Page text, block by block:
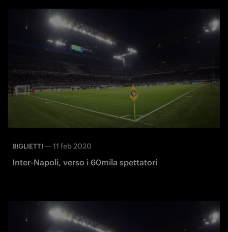
BIGLIETTI — 11 feb 2020
Inter-Napoli, verso i 60mila spettatori